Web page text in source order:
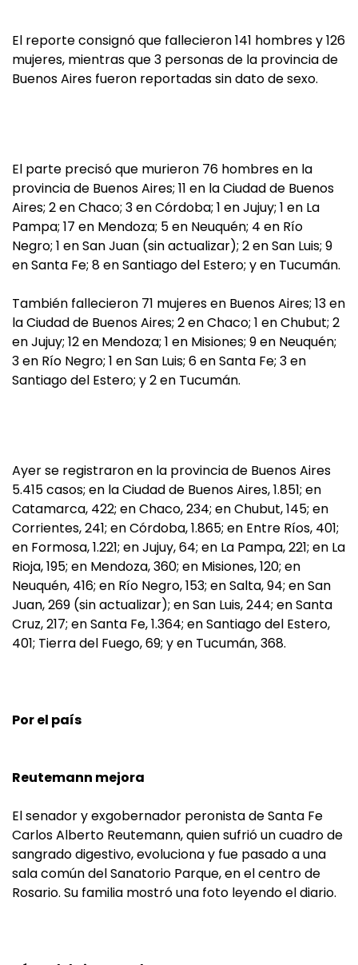
El reporte consignó que fallecieron 141 hombres y 126
mujeres, mientras que 3 personas de la provincia de
Buenos Aires fueron reportadas sin dato de sexo.
El parte precisó que murieron 76 hombres en la
provincia de Buenos Aires; 11 en la Ciudad de Buenos
Aires; 2 en Chaco; 3 en Córdoba; 1 en Jujuy; 1 en La
Pampa; 17 en Mendoza; 5 en Neuquén; 4 en Río
Negro; 1 en San Juan (sin actualizar); 2 en San Luis; 9
en Santa Fe; 8 en Santiago del Estero; y en Tucumán.
También fallecieron 71 mujeres en Buenos Aires; 13 en
la Ciudad de Buenos Aires; 2 en Chaco; 1 en Chubut; 2
en Jujuy; 12 en Mendoza; 1 en Misiones; 9 en Neuquén;
3 en Río Negro; 1 en San Luis; 6 en Santa Fe; 3 en
Santiago del Estero; y 2 en Tucumán.
Ayer se registraron en la provincia de Buenos Aires
5.415 casos; en la Ciudad de Buenos Aires, 1.851; en
Catamarca, 422; en Chaco, 234; en Chubut, 145; en
Corrientes, 241; en Córdoba, 1.865; en Entre Ríos, 401;
en Formosa, 1.221; en Jujuy, 64; en La Pampa, 221; en La
Rioja, 195; en Mendoza, 360; en Misiones, 120; en
Neuquén, 416; en Río Negro, 153; en Salta, 94; en San
Juan, 269 (sin actualizar); en San Luis, 244; en Santa
Cruz, 217; en Santa Fe, 1.364; en Santiago del Estero,
401; Tierra del Fuego, 69; y en Tucumán, 368.
Por el país
Reutemann mejora
El senador y exgobernador peronista de Santa Fe
Carlos Alberto Reutemann, quien sufrió un cuadro de
sangrado digestivo, evoluciona y fue pasado a una
sala común del Sanatorio Parque, en el centro de
Rosario. Su familia mostró una foto leyendo el diario.